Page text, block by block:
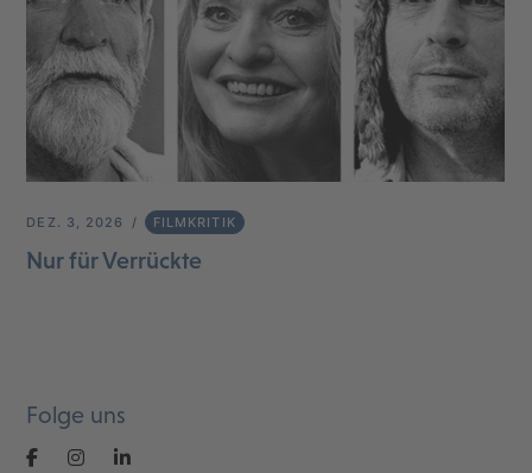
DEZ. 3, 2026 FILMKRITIK
Nur für Verrückte
Folge uns